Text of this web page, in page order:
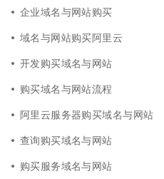
企业域名与网站购买
域名与网站购买阿里云
开发购买域名与网站
购买域名与网站流程
阿里云服务器购买域名与网站
查询购买域名与网站
购买服务域名与网站